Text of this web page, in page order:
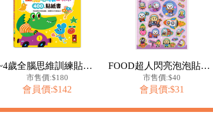
3~4歲全腦思維訓練貼紙書
市售價:$180
會員價:$142
FOOD超人閃亮泡泡貼紙-宇宙太空人
市售價:$40
會員價:$31